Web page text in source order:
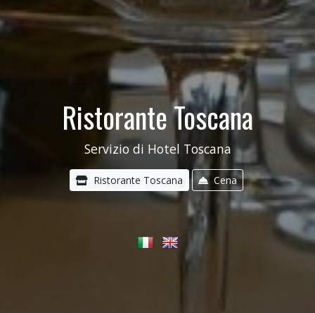
Ristorante Toscana
Servizio di Hotel Toscana
Ristorante Toscana Cena